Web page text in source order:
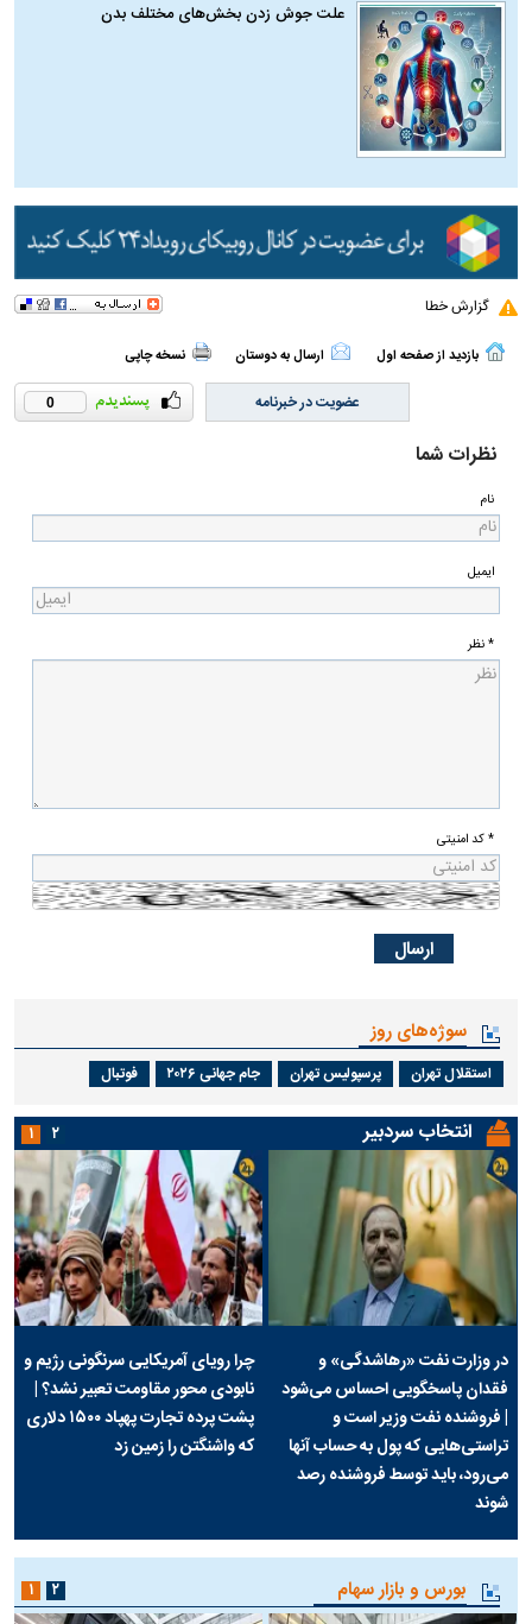
علت جوش زدن بخش‌های مختلف بدن
گزارش خطا
بازدید از صفحه اول ارسال به دوستان نسخه چاپی
0 عضویت در خبرنامه
نظرات شما
نام
ایمیل
* نظر
* کد امنیتی
سوژه‌های روز
استقلال تهران پرسپولیس تهران جام جهانی ۲۰۲۶ فوتبال
انتخاب سردبیر
در وزارت نفت «رهاشدگی» و
فقدان پاسخگویی احساس می‌شود
| فروشنده نفت وزیر است و
تراستی‌هایی که پول به حساب آنها
می‌رود، باید توسط فروشنده رصد
شوند
چرا رویای آمریکایی سرنگونی رژیم و
نابودی محور مقاومت تعبیر نشد؟ |
پشت پرده تجارت پهپاد‌ ۱۵۰۰ دلاری
که واشنگتن را زمین زد
۱ ۲
بورس و بازار سهام ۱ ۲